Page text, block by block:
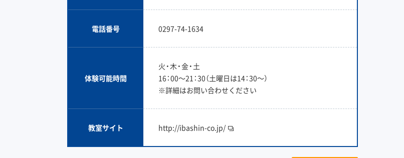
電話番号 0297-74-1634
体験可能時間
火・木・金・土
16：00〜21：30（土曜日は14：30〜）
※詳細はお問い合わせください
教室サイト http://ibashin-co.jp/